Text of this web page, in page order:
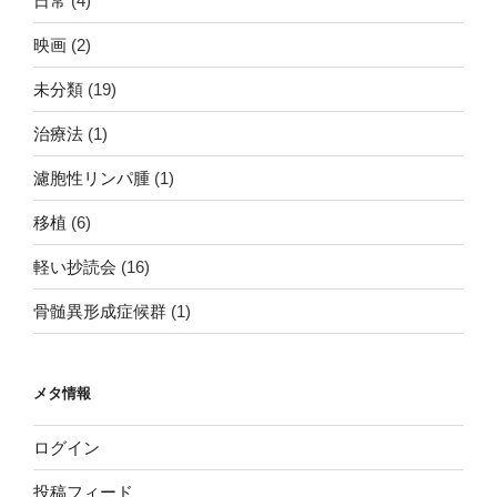
映画 (2)
未分類 (19)
治療法 (1)
濾胞性リンパ腫 (1)
移植 (6)
軽い抄読会 (16)
骨髄異形成症候群 (1)
メタ情報
ログイン
投稿フィード